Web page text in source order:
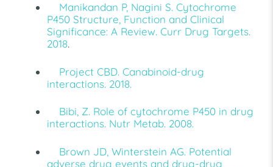
Manikandan P, Nagini S. Cytochrome
P450 Structure, Function and Clinical
Significance: A Review. Curr Drug Targets.
2018.
Project CBD. Canabinoid-drug
interactions. 2018.
Bibi, Z. Role of cytochrome P450 in drug
interactions. Nutr Metab. 2008.
Brown JD, Winterstein AG. Potential
adverse drug events and drug-drug